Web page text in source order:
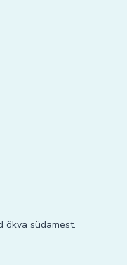
õkva südamest.